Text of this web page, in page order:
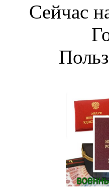
Сейчас